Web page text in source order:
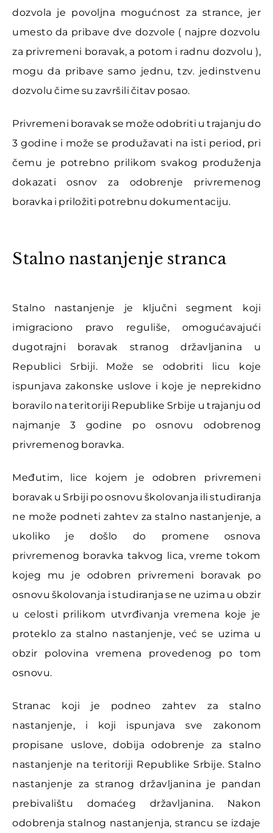
dozvola je povoljna mogućnost za strance, jer
umesto da pribave dve dozvole ( najpre dozvolu
za privremeni boravak, a potom i radnu dozvolu ),
mogu da pribave samo jednu, tzv. jedinstvenu
dozvolu čime su završili čitav posao.
Privremeni boravak se može odobriti u trajanju do
3 godine i može se produžavati na isti period, pri
čemu je potrebno prilikom svakog produženja
dokazati osnov za odobrenje privremenog
boravka i priložiti potrebnu dokumentaciju.
Stalno nastanjenje stranca
Stalno nastanjenje je ključni segment koji
imigraciono pravo reguliše, omogućavajući
dugotrajni boravak stranog državljanina u
Republici Srbiji. Može se odobriti licu koje
ispunjava zakonske uslove i koje je neprekidno
boravilo na teritoriji Republike Srbije u trajanju od
najmanje 3 godine po osnovu odobrenog
privremenog boravka.
Međutim, lice kojem je odobren privremeni
boravak u Srbiji po osnovu školovanja ili studiranja
ne može podneti zahtev za stalno nastanjenje, a
ukoliko je došlo do promene osnova
privremenog boravka takvog lica, vreme tokom
kojeg mu je odobren privremeni boravak po
osnovu školovanja i studiranja se ne uzima u obzir
u celosti prilikom utvrđivanja vremena koje je
proteklo za stalno nastanjenje, već se uzima u
obzir polovina vremena provedenog po tom
osnovu.
Stranac koji je podneo zahtev za stalno
nastanjenje, i koji ispunjava sve zakonom
propisane uslove, dobija odobrenje za stalno
nastanjenje na teritoriji Republike Srbije. Stalno
nastanjenje za stranog državljanina je pandan
prebivalištu domaćeg državljanina. Nakon
odobrenja stalnog nastanjenja, strancu se izdaje